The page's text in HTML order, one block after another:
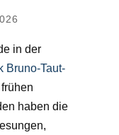
in der
Bruno-Taut-
haben die